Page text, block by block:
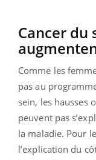
Cancer du
Comme les
pas au
sein, les hausses
peuvent pas
la maladie. Pour
l’explication du